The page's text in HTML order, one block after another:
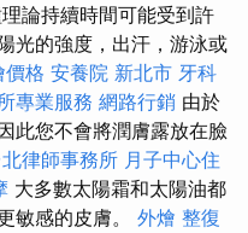
論持續時間可能受到許
光的強度，出汗，游泳或
格 安養院 新北市 牙科
專業服務 網路行銷 由於
此您不會將潤膚露放在臉
律師事務所 月子中心住
大多數太陽霜和太陽油都
敏感的皮膚。 外燴 整復